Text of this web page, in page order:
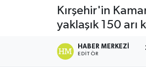
Kırşehir'in
yaklaşık 150 arı
HABER MERKEZI
EDITÖR
Politika
Tokat Spor
Tüm Manşetler
Son Dakika Haberleri